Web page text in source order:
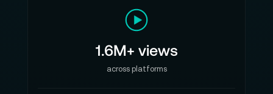
1.6M+ views
across platforms